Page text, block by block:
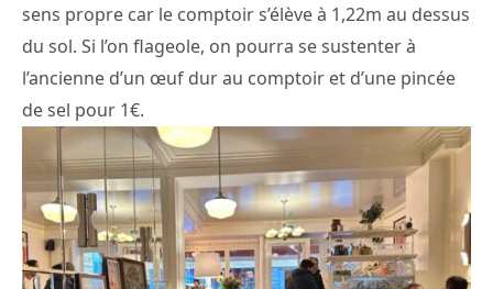
sens propre car le comptoir s’élève à 1,22m au dessus
du sol. Si l’on flageole, on pourra se sustenter à
l’ancienne d’un œuf dur au comptoir et d’une pincée
de sel pour 1€.